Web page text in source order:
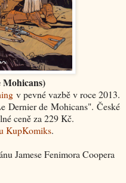
v pevné vazbě v roce 2013.
Dernier de Mohicans". České
ceně za 229 Kč.
KupKomiks.
Jamese Fenimora Coopera